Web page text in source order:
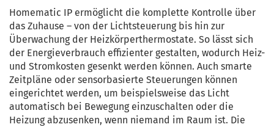
Homematic IP ermöglicht die komplette Kontrolle über
das Zuhause – von der Lichtsteuerung bis hin zur
Überwachung der Heizkörperthermostate. So lässt sich
der Energieverbrauch effizienter gestalten, wodurch Heiz-
und Stromkosten gesenkt werden können. Auch smarte
Zeitpläne oder sensorbasierte Steuerungen können
eingerichtet werden, um beispielsweise das Licht
automatisch bei Bewegung einzuschalten oder die
Heizung abzusenken, wenn niemand im Raum ist. Die